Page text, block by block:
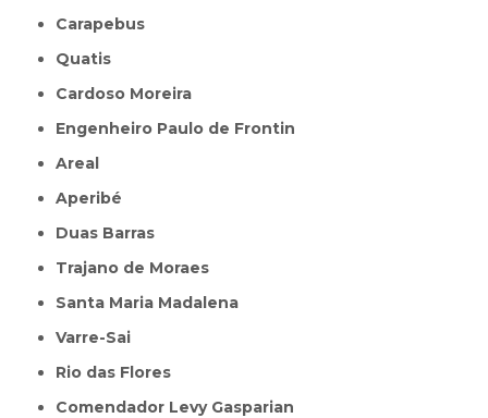
Carapebus
Quatis
Cardoso Moreira
Engenheiro Paulo de Frontin
Areal
Aperibé
Duas Barras
Trajano de Moraes
Santa Maria Madalena
Varre-Sai
Rio das Flores
Comendador Levy Gasparian